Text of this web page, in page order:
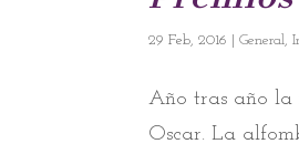
29 Feb, 2016 |General,
Año tras año la
Oscar. La